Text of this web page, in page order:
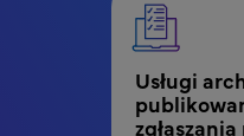
Usługi